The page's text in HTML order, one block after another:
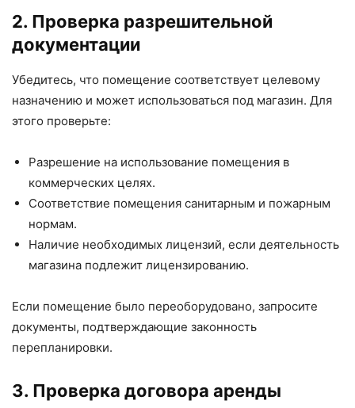
2. Проверка разрешительной
документации
Убедитесь, что помещение соответствует целевому
назначению и может использоваться под магазин. Для
этого проверьте:
Разрешение на использование помещения в
коммерческих целях.
Соответствие помещения санитарным и пожарным
нормам.
Наличие необходимых лицензий, если деятельность
магазина подлежит лицензированию.
Если помещение было переоборудовано, запросите
документы, подтверждающие законность
перепланировки.
3. Проверка договора аренды